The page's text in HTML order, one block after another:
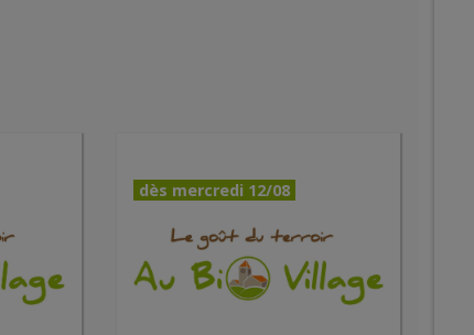
dès mercredi 12/08